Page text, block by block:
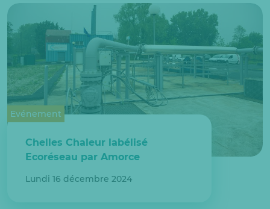
Evénement
Chelles Chaleur labélisé
Ecoréseau par Amorce
Lundi 16 décembre 2024